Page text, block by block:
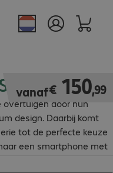
overtuigen door hun
design. Daarbij komt
tot de perfecte keuze
een smartphone met
vanaf€ 150,99
€ 150,99